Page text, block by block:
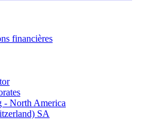
financières
- North America
SA